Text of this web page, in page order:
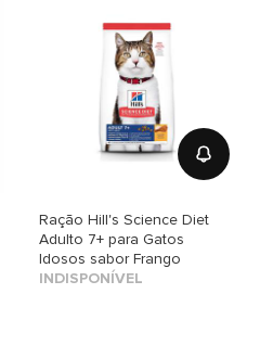
Ração Hill's Science Diet
Adulto 7+ para Gatos
Idosos sabor Frango
INDISPONÍVEL